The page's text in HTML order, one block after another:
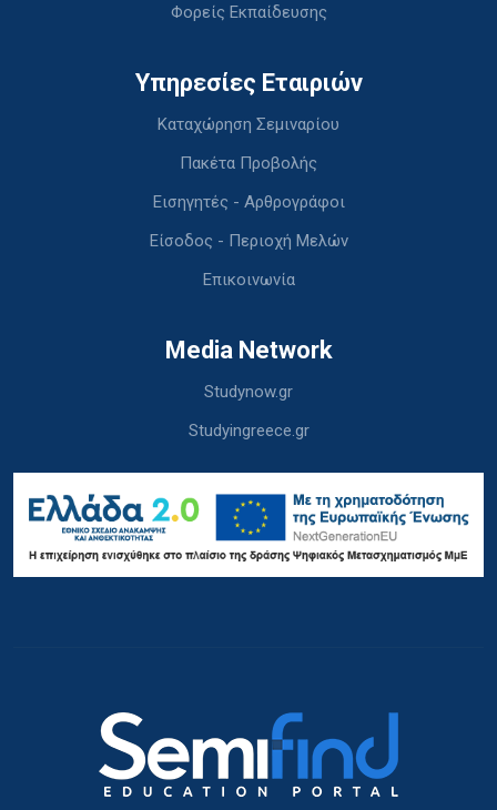
Φορείς Εκπαίδευσης
Υπηρεσίες Εταιριών
Καταχώρηση Σεμιναρίου
Πακέτα Προβολής
Εισηγητές - Αρθρογράφοι
Είσοδος - Περιοχή Μελών
Επικοινωνία
Media Network
Studynow.gr
Studyingreece.gr